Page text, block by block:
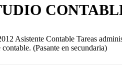
Asistente Contable Tareas
contable. (Pasante en secundaria)